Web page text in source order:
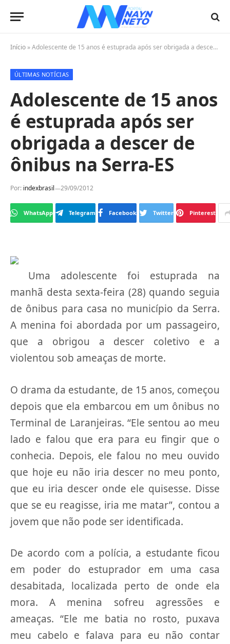
Início »Adolescente de 15 anos é estuprada após ser obrigada a descer de ônibus na Serra-ES
ÚLTIMAS NOTÍCIAS
Adolescente de 15 anos
é estuprada após ser
obrigada a descer de
ônibus na Serra-ES
Por: indexbrasil 29/09/2012
WhatsApp Telegram Facebook Twitter Pinterest
Uma adolescente foi estuprada na
manhã desta sexta-feira (28) quando seguia
de ônibus para casa no município da Serra.
A menina foi abordada por um passageiro,
que a obrigou a descer coletivo e a
violentou sob ameaças de morte.
O drama da estudante, de 15 anos, começou
depois que ela embarcou em um ônibus no
Terminal de Laranjeiras. “Ele sentou ao meu
lado e falou que era para eu fingir que o
conhecia. Depois, ele falou no meu ouvido
que hoje eu não iria descer no meu ponto,
que eu iria descer onde ele quisesse. Disse
que se eu reagisse, iria me matar”, contou a
jovem que não pode ser identificada.
De acordo com a polícia, a estudante ficou
em poder do estuprador em uma casa
desabitada, localizada perto de onde ela
mora. A menina sofreu agressões e
ameaças. “Ele me batia no rosto, puxava
meu cabelo e falava para eu não contar